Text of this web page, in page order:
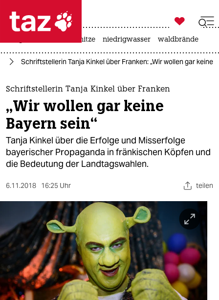
 taz zahl ich
taz zahl ich
themen
politik
öko
gesellschaft
sport
berlin
nord
wahrheit
verlag

taz zahl ich
hitze niedrigwasser waldbrände
Schriftstellerin Tanja Kinkel über Franken: „Wir wollen gar keine
Schriftstellerin Tanja Kinkel über Franken
„Wir wollen gar keine
Bayern sein“
Tanja Kinkel über die Erfolge und Misserfolge
bayerischer Propaganda in fränkischen Köpfen und
die Bedeutung der Landtagswahlen.
6.11.2018 16:25 Uhr teilen